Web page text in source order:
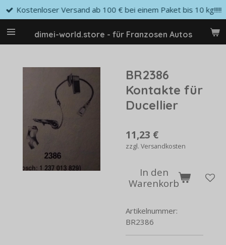
Zum
Hauptinhalt
springendimei-world.store - für Franzosen Autos
Kostenloser Versand ab 100 € bei einem Paket bis 10 kg!!!!!
BR2386
Kontakte für
Ducellier
11,23 €
zzgl. Versandkosten
In den
Warenkorb
Artikelnummer:
BR2386